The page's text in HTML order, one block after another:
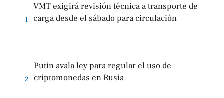
1
VMT exigirá revisión técnica a transporte de
carga desde el sábado para circulación
2
Putin avala ley para regular el uso de
criptomonedas en Rusia